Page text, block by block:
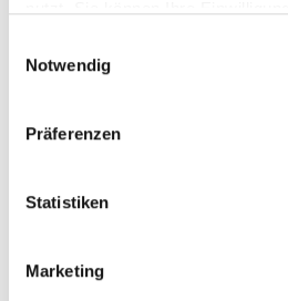
Trigger Symbol ändern oder
Informationen über Ihre
können
bestimmten Merkmalen
Erfahren Sie mehr darüber, wie
Notwendig
Präferenzen
Statistiken
Marketing
Produktgalerie überspringen
Gleiche Stückelung